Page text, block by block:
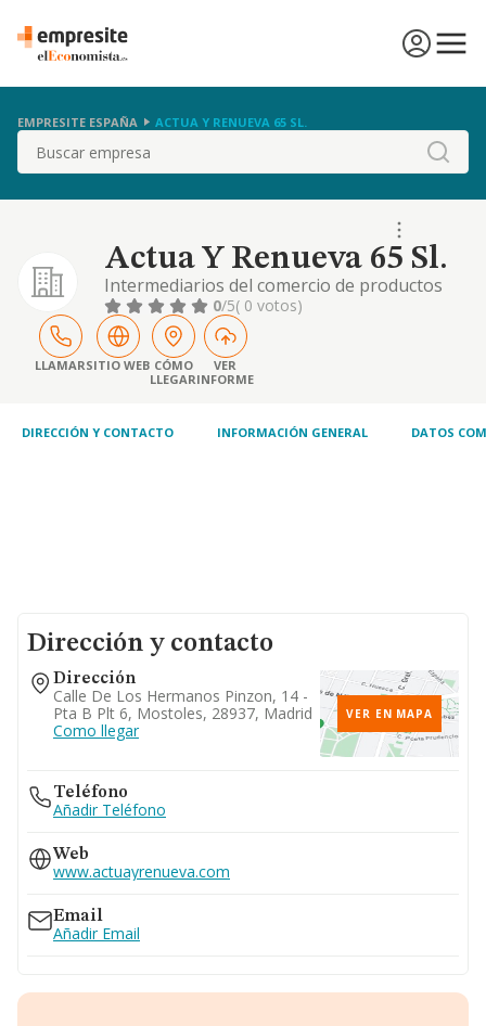
EMPRESITE ESPAÑA ACTUA Y RENUEVA 65 SL.
Buscar
Actua Y Renueva 65 Sl.
Intermediarios del comercio de productos
diversos. si alguna de las actividades
elegidas fuera de carácter profesional, la
sociedad la ejercerá como mera
intermediadora entre el profesional
prestador del servicio y el consumidor
0/5( 0 votos)
LLAMARSITIO WEB CÓMO
LLEGAR
VER
INFORME
DIRECCIÓN Y CONTACTO INFORMACIÓN GENERAL DATOS
Dirección y contacto
Dirección
Calle De Los Hermanos Pinzon, 14 -
Pta B Plt 6, Mostoles, 28937, Madrid
Como llegar
VER EN MAPA
Teléfono
Añadir Teléfono
Web
www.actuayrenueva.com
Email
Añadir Email